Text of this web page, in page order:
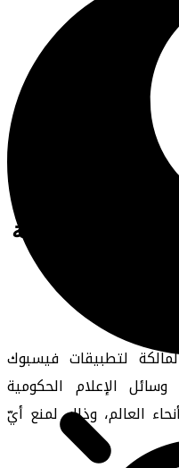
الإعلام الروسية
لتطبيقات فيسبوك
الإعلام الحكومية
العالم، وذلك لمنع أيّ